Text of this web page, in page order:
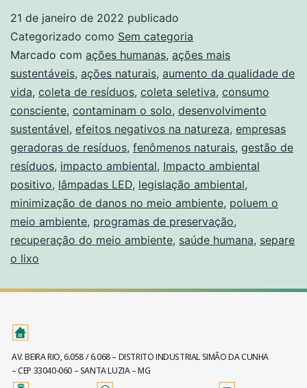
21 de janeiro de 2022 publicado
Categorizado como Sem categoria
Marcado com ações humanas, ações mais
sustentáveis, ações naturais, aumento da qualidade de
vida, coleta de resíduos, coleta seletiva, consumo
consciente, contaminam o solo, desenvolvimento
sustentável, efeitos negativos na natureza, empresas
geradoras de resíduos, fenômenos naturais, gestão de
resíduos, impacto ambiental, Impacto ambiental
positivo, lâmpadas LED, legislação ambiental,
minimização de danos no meio ambiente, poluem o
meio ambiente, programas de preservação,
recuperação do meio ambiente, saúde humana, separe
o lixo
AV. BEIRA RIO, 6.058 / 6.068 – DISTRITO INDUSTRIAL SIMÃO DA CUNHA
– CEP 33040-060 – SANTA LUZIA – MG